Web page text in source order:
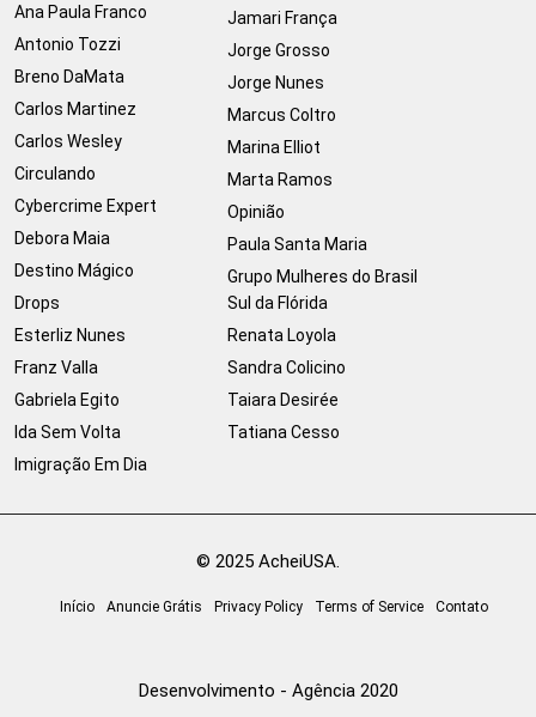
Ana Paula Franco
Antonio Tozzi
Breno DaMata
Carlos Martinez
Carlos Wesley
Circulando
Cybercrime Expert
Debora Maia
Destino Mágico
Drops
Esterliz Nunes
Franz Valla
Gabriela Egito
Ida Sem Volta
Imigração Em Dia
Jamari França
Jorge Grosso
Jorge Nunes
Marcus Coltro
Marina Elliot
Marta Ramos
Opinião
Paula Santa Maria
Grupo Mulheres do Brasil
Sul da Flórida
Renata Loyola
Sandra Colicino
Taiara Desirée
Tatiana Cesso
© 2025 AcheiUSA.
Início Anuncie Grátis Privacy Policy Terms of Service Contato
Desenvolvimento - Agência 2020